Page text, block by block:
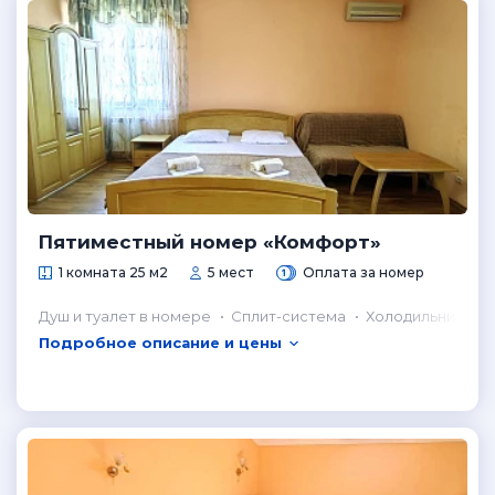
Пятиместный номер «Комфорт»
1 комната 25 м2 5 мест Оплата за номер
Душ и туалет в номере Сплит-система
Холодильник в
Подробное описание и цены